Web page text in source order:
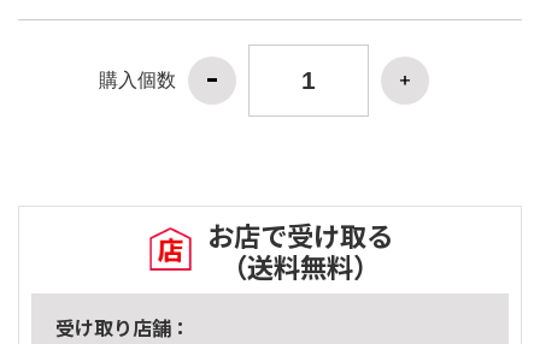
購入個数
お店で受け取る
（送料無料）
受け取り店舗：